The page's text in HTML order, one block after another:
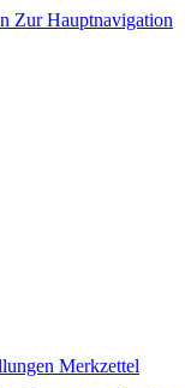
Zur Hauptnavigation
Merkzettel